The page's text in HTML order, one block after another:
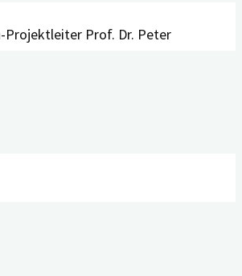
Projektleiter Prof. Dr. Peter